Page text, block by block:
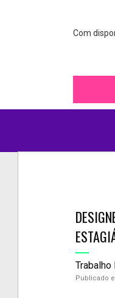
Com
Publicado